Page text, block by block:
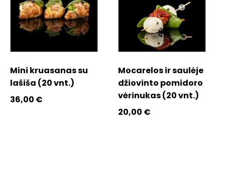
Mini kruasanas su
lašiša (20 vnt.)
36,00 €
Mocarelos ir saulėje
džiovinto pomidoro
vėrinukas (20 vnt.)
20,00 €